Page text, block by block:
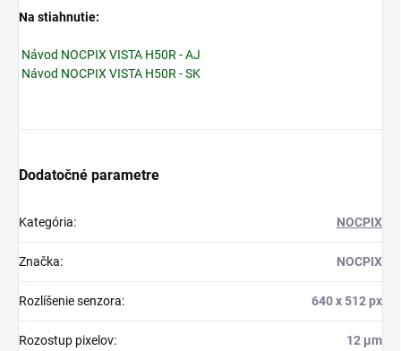
Na stiahnutie:
Návod NOCPIX VISTA H50R - AJ
Návod NOCPIX VISTA H50R - SK
Dodatočné parametre
Kategória: NOCPIX
Značka: NOCPIX
Rozlíšenie senzora: 640 x 512 px
Rozostup pixelov: 12 µm